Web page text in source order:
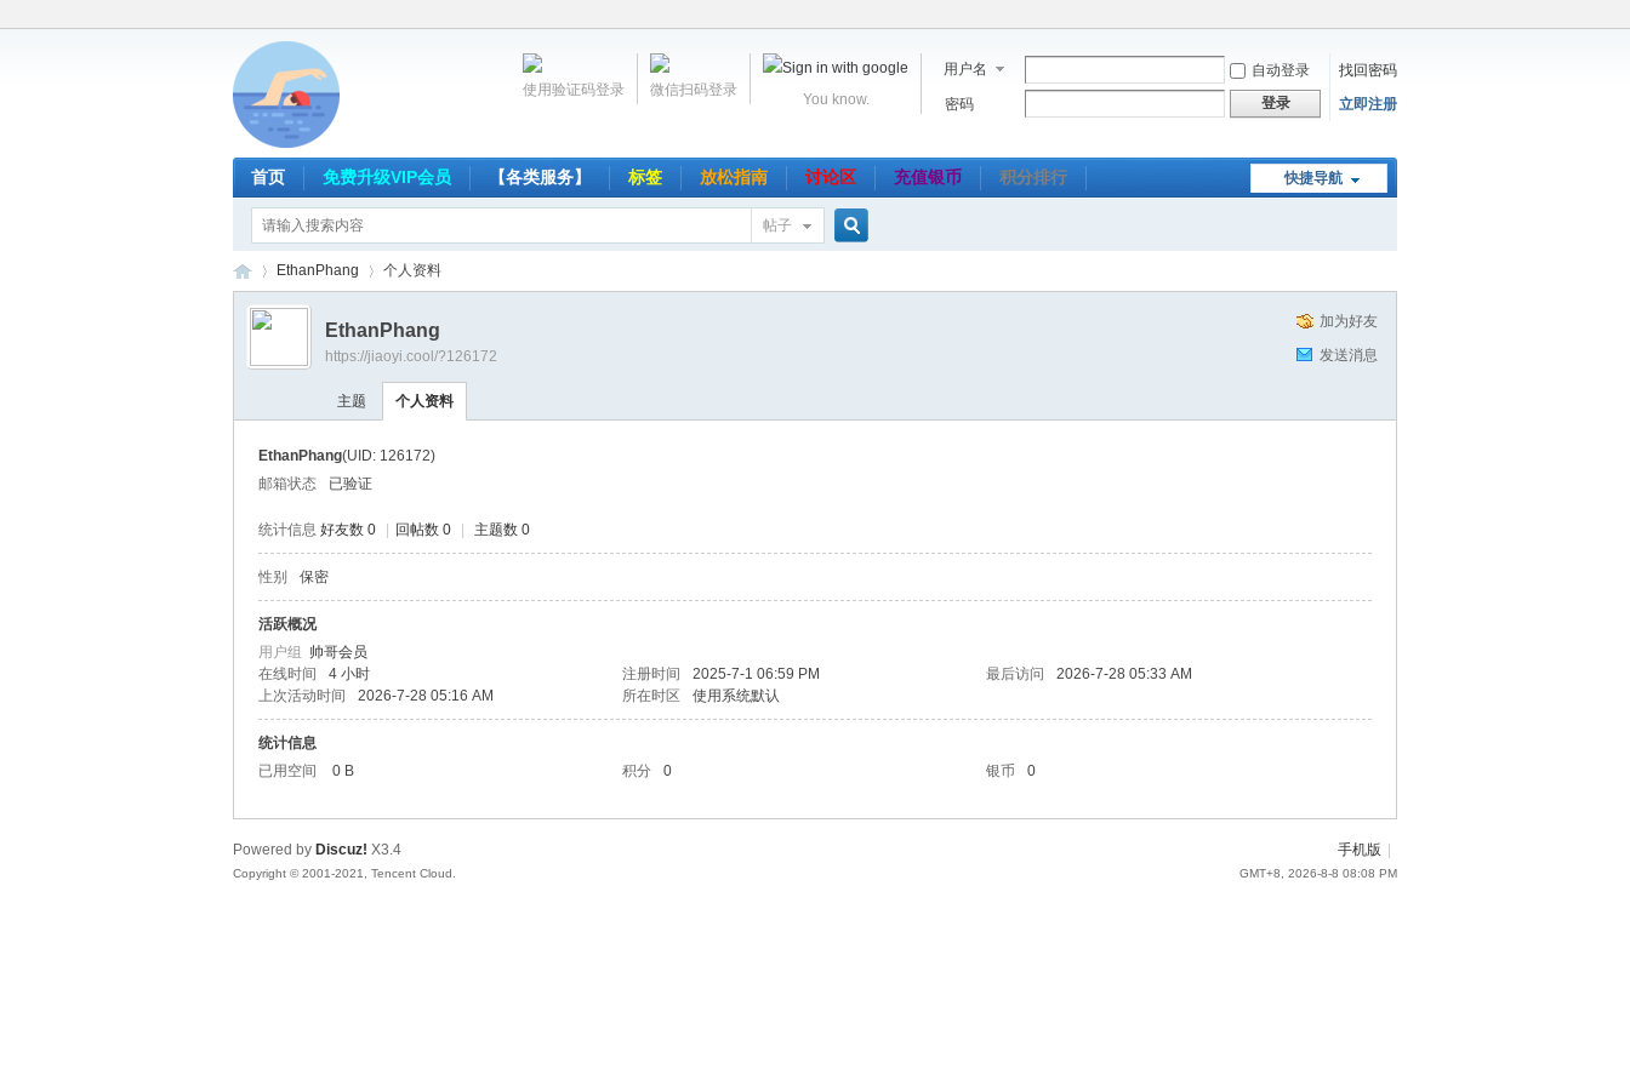
用户名 自动登录
找回密码
密码
登录 立即注册
You know.
微信扫码登录
使用验证码登录
快捷导航
首页 免费升级VIP会员 【各类服务】 标签 放松指南 讨论区 充值银币 积分排行
帖子
网
›
EthanPhang 个人资料
加为好友
发送消息
EthanPhang
https://jiaoyi.cool/?126172
主题 个人资料
EthanPhang(UID: 126172)
邮箱状态
已验证
统计信息 好友数 0 回帖数 0 主题数 0
性别 保密
活跃概况
用户组 帅哥会员
在线时间
4 小时 注册时间 2025-7-1 06:59 PM 最后访问
2026-7-28 05:33 AM
上次活动时间
2026-7-28 05:16 AM 所在时区 使用系统默认
统计信息
已用空间
0 B 积分 0 银币 0
手机版
GMT+8, 2026-8-8 08:08 PM
Powered by Discuz! X3.4
Copyright © 2001-2021, Tencent Cloud.